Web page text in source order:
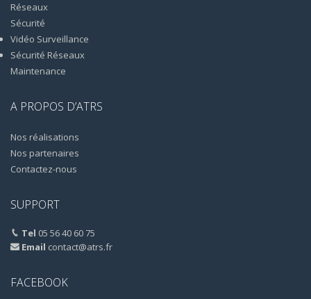
Réseaux
Sécurité
Vidéo Surveillance
Sécurité Réseaux
Maintenance
A PROPOS D’ATRS
Nos réalisations
Nos partenaires
Contactez-nous
SUPPORT
Tel 05 56 40 60 75
Email contact@atrs.fr
FACEBOOK